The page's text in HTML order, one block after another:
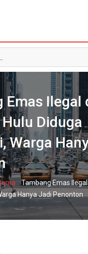
Emas Ilegal
Diduga
Warga
-Tambang Emas
Hanya Jadi Penonton